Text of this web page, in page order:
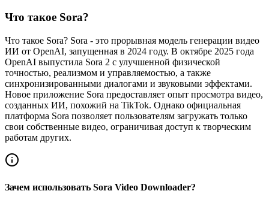
Что такое Sora?
Что такое Sora? Sora - это прорывная модель генерации видео
ИИ от OpenAI, запущенная в 2024 году. В октябре 2025 года
OpenAI выпустила Sora 2 с улучшенной физической
точностью, реализмом и управляемостью, а также
синхронизированными диалогами и звуковыми эффектами.
Новое приложение Sora предоставляет опыт просмотра видео,
созданных ИИ, похожий на TikTok. Однако официальная
платформа Sora позволяет пользователям загружать только
свои собственные видео, ограничивая доступ к творческим
работам других.
Зачем использовать Sora Video Downloader?